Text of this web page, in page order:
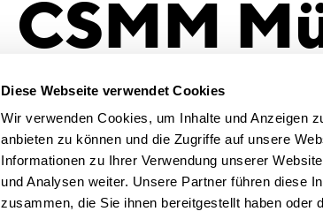
Diese Webseite verwendet Cookies
Wir verwenden Cookies, um Inhalte und Anzeigen
anbieten zu können und die Zugriffe auf unsere
Informationen zu Ihrer Verwendung unserer
und Analysen weiter. Unsere Partner führen diese
zusammen, die Sie ihnen bereitgestellt haben oder
CSMM
Standort